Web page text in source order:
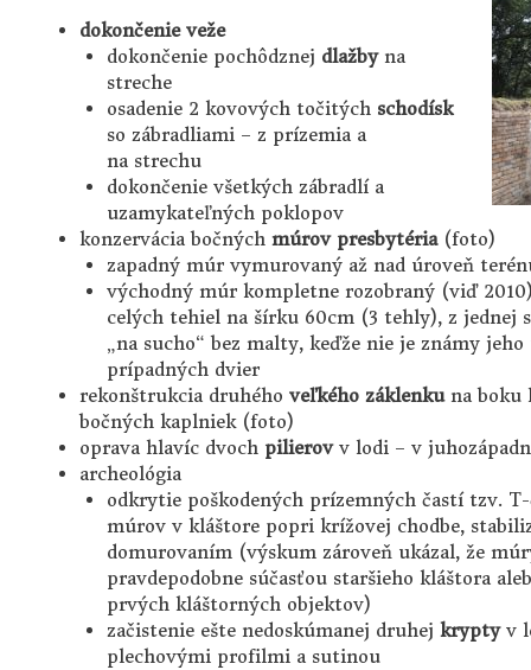
dokončenie veže
dokončenie pochôdznej dlažbyna
streche
osadenie 2 kovových točitých schodísk
so zábradliami – z prízemia a
na strechu
dokončenie všetkých zábradlí a
uzamykateľných poklopov
konzervácia bočných múrov presbytéria(foto)
zapadný múr vymurovaný až nad úroveň
východný múr kompletne rozobraný (viď
celých tehiel na šírku 60cm (3 tehly), z jednej
„na sucho“ bez malty, keďže nie je známy
prípadných dvier
rekonštrukcia druhého veľkého záklenkuna boku
bočných kaplniek (foto)
oprava hlavíc dvoch pilierovv lodi – v
archeológia
odkrytie poškodených prízemných častí tzv.
múrov v kláštore popri krížovej chodbe,
domurovaním (výskum zároveň ukázal, že
pravdepodobne súčasťou staršieho kláštora
prvých kláštorných objektov)
začistenie ešte nedoskúmanej druhej kryptyv
plechovými profilmi a sutinou